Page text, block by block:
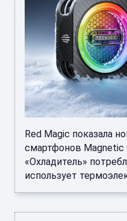
Red Magic показала
смартфонов Magnetic
«Охладитель»
использует